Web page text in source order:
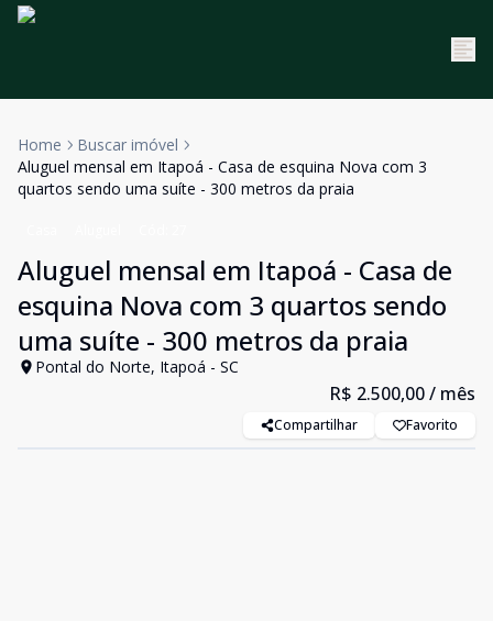
Home
Buscar imóvel
Aluguel mensal em Itapoá - Casa de esquina Nova com 3
quartos sendo uma suíte - 300 metros da praia
Aluguel mensal em Itapoá - Casa de
esquina Nova com 3 quartos sendo
uma suíte - 300 metros da praia
Pontal do Norte, Itapoá - SC
R$ 2.500,00/ mês
Compartilhar Favorito